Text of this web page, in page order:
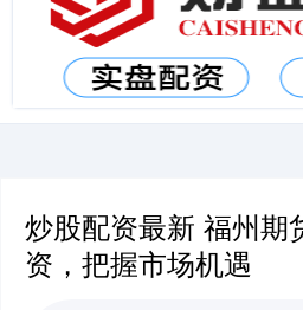
炒股配资最新 福州期
资，把握市场机遇